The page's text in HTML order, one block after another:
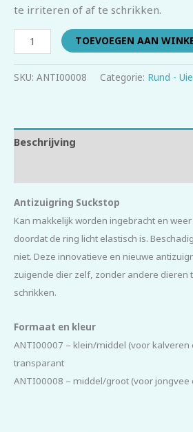
te irriteren of af te schrikken.
TOEVOEGEN AAN
SKU: ANTI00008 Categorie: Rund -
Beschrijving
Antizuigring Suckstop
Kan makkelijk worden ingebracht en
doordat de ring licht elastisch is.
niet. Deze innovatieve en nieuwe
zuigende dier zelf, zonder andere dieren
schrikken.
Formaat en kleur
ANTI00007 – klein/middel (voor kalveren
transparant
ANTI00008 – middel/groot (voor jongvee